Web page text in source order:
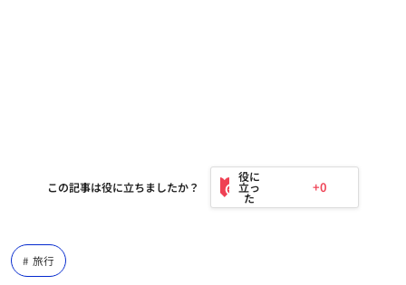
この記事は役に立ちましたか？ +0
旅行